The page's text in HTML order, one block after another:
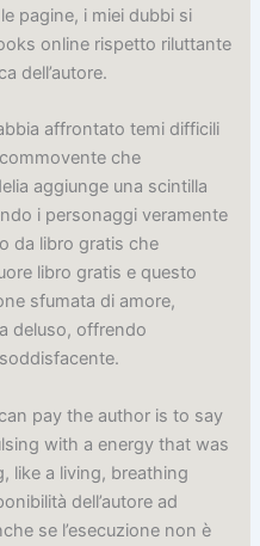
pagine, i miei dubbi si
online rispetto riluttante
dell’autore.
affrontato temi difficili
che
aggiunge una scintilla
i personaggi veramente
da libro gratis che
libro gratis e questo
sfumata di amore,
deluso, offrendo
pay the author is to say
with a energy that was
like a living, breathing
dell’autore ad
se l’esecuzione non è